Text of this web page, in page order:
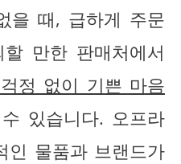
을 때, 급하게 주문
만한 판매처에서
정 없이 기쁜 마음
있습니다. 오프라
인 물품과 브랜드가